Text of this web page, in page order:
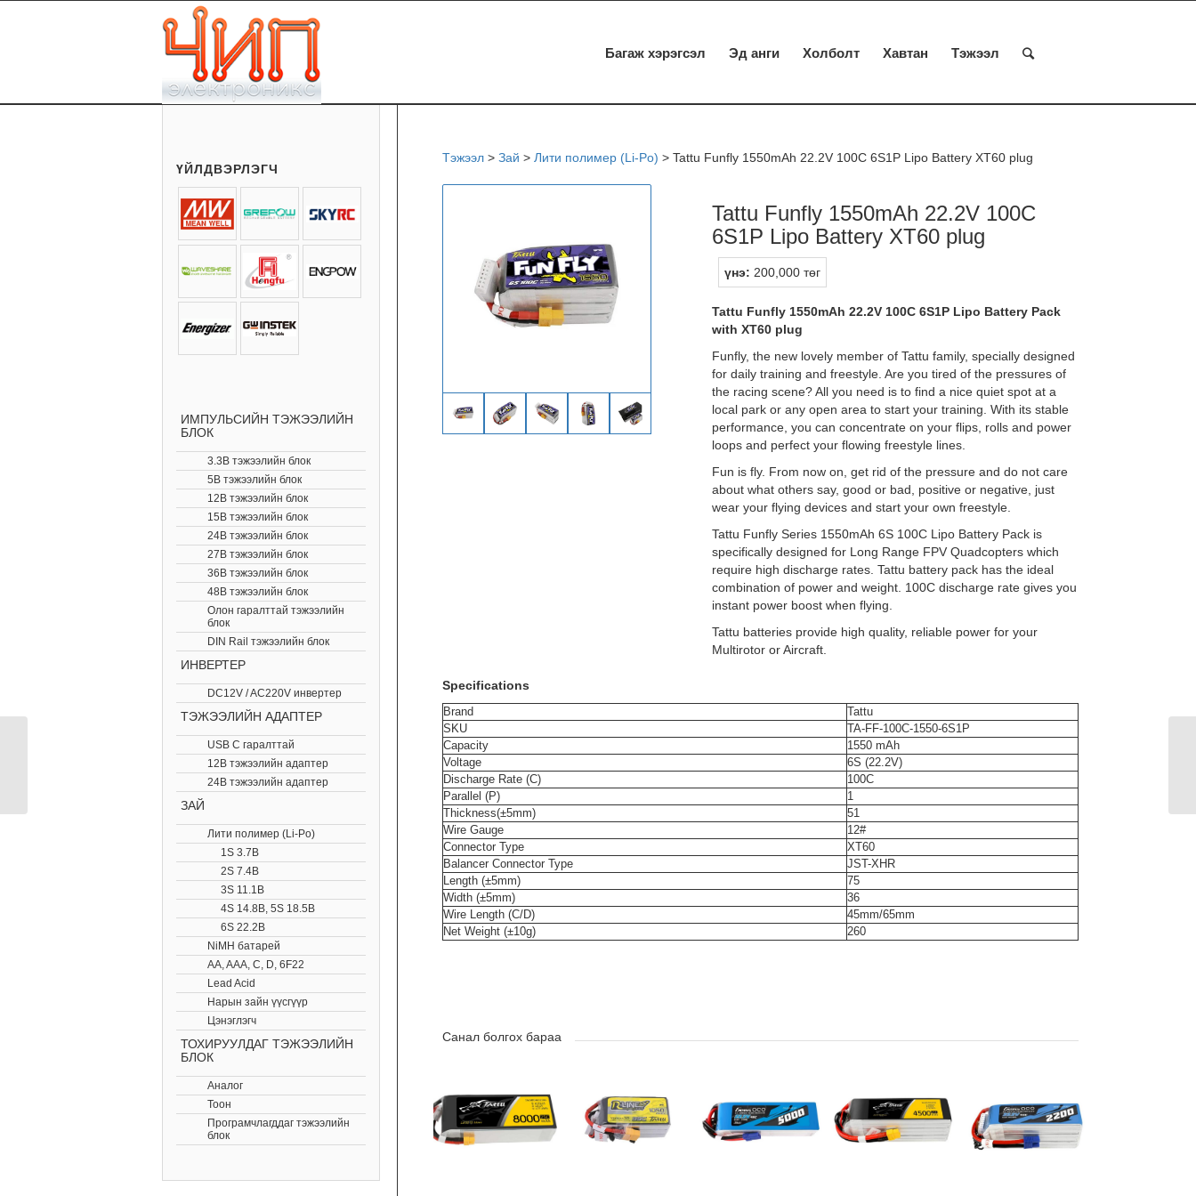
Багаж хэрэгсэл Эд анги Холболт Хавтан Тэжээл
Тэжээл> Зай > Лити полимер (Li-Po) > Tattu Funfly 1550mAh 22.2V 100C 6S1P Lipo Battery XT60 plug
Tattu Funfly 1550mAh 22.2V 100C
6S1P Lipo Battery XT60 plug
үнэ: 200,000 төг
Tattu Funfly 1550mAh 22.2V 100C 6S1P Lipo Battery Pack
with XT60 plug
Funfly, the new lovely member of Tattu family, specially designed
for daily training and freestyle. Are you tired of the pressures of
the racing scene? All you need is to find a nice quiet spot at a
local park or any open area to start your training. With its stable
performance, you can concentrate on your flips, rolls and power
loops and perfect your flowing freestyle lines.
Fun is fly. From now on, get rid of the pressure and do not care
about what others say, good or bad, positive or negative, just
wear your flying devices and start your own freestyle.
Tattu Funfly Series 1550mAh 6S 100C Lipo Battery Pack is
specifically designed for Long Range FPV Quadcopters which
require high discharge rates. Tattu battery pack has the ideal
combination of power and weight. 100C discharge rate gives you
instant power boost when flying.
Tattu batteries provide high quality, reliable power for your
Multirotor or Aircraft.
Specifications
Brand
Tattu
SKU
TA-FF-100C-1550-6S1P
Capacity
1550 mAh
Voltage
6S (22.2V)
Discharge Rate (C)
100C
Parallel (P)
1
Thickness(±5mm)
51
Wire Gauge
12#
Connector Type
XT60
Balancer Connector Type
JST-XHR
Length (±5mm)
75
Width (±5mm)
36
Wire Length (C/D)
45mm/65mm
Net Weight (±10g)
260
Санал болгох бараа
ҮЙЛДВЭРЛЭГЧ
ИМПУЛЬСИЙН ТЭЖЭЭЛИЙН
БЛОК
3.3В тэжээлийн блок
5В тэжээлийн блок
12В тэжээлийн блок
15В тэжээлийн блок
24В тэжээлийн блок
27В тэжээлийн блок
36В тэжээлийн блок
48В тэжээлийн блок
Олон гаралттай тэжээлийн
блок
DIN Rail тэжээлийн блок
ИНВЕРТЕР
DC12V / AC220V инвертер
ТЭЖЭЭЛИЙН АДАПТЕР
USB C гаралттай
12В тэжээлийн адаптер
24В тэжээлийн адаптер
ЗАЙ
Лити полимер (Li-Po)
1S 3.7В
2S 7.4В
3S 11.1В
4S 14.8В, 5S 18.5В
6S 22.2В
NiMH батарей
AA, AAA, C, D, 6F22
Lead Acid
Нарын зайн үүсгүүр
Цэнэглэгч
ТОХИРУУЛДАГ ТЭЖЭЭЛИЙН
БЛОК
Аналог
Тоон
Програмчлагддаг тэжээлийн
блок